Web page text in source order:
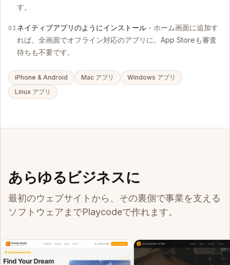
す。
03 ネイティブアプリのようにインストール- ホーム画面に追加す
れば、全画面でオフライン対応のアプリに。App Storeも審査
待ちも不要です。
iPhone & Android Mac アプリ
Windows アプリ
Linux アプリ
あらゆるビジネスに
最初のウェブサイトから、その裏側で事業を支える
ソフトウェアまでPlaycodeで作れます。